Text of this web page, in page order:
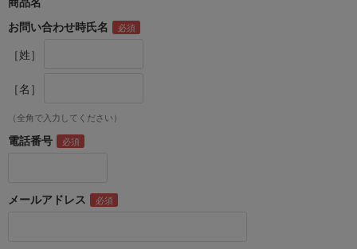
お問い合わせ時氏名
［姓］
［名］
（全角で入力してください）
電話番号
メールアドレス